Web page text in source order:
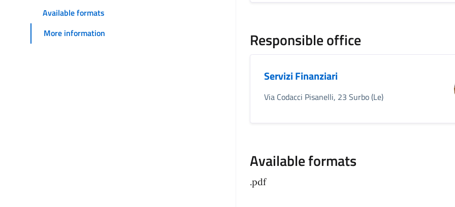
Available formats
More information
Responsible office
Servizi Finanziari
Via Codacci Pisanelli, 23 Surbo (Le)
Available formats
.pdf